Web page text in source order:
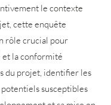
le contexte
cette enquête
rôle crucial pour
la conformité
du projet, identifier les
susceptibles